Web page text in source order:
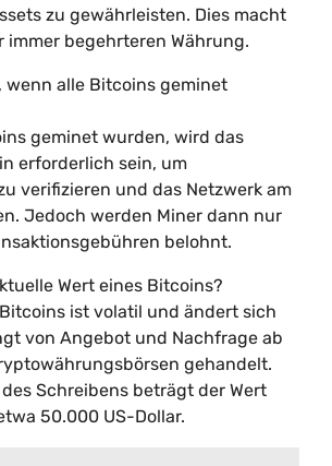
zu gewährleisten. Dies macht
immer begehrteren Währung.
wenn alle Bitcoins geminet
geminet wurden, wird das
erforderlich sein, um
verifizieren und das Netzwerk am
Jedoch werden Miner dann nur
belohnt.
Wert eines Bitcoins?
ist volatil und ändert sich
von Angebot und Nachfrage ab
gehandelt.
Schreibens beträgt der Wert
50.000 US-Dollar.